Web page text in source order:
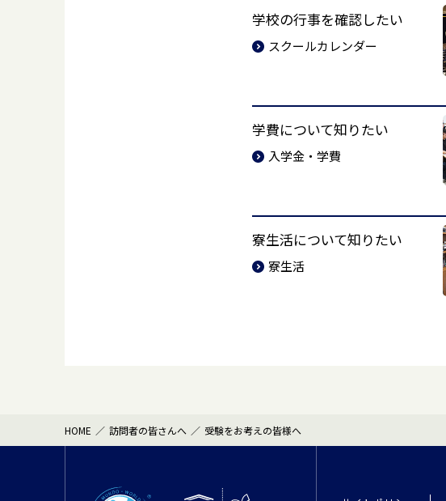
学校の行事を確認したい
スクールカレンダー
学費について知りたい
入学金・学費
寮生活について知りたい
寮生活
HOME 訪問者の皆さんへ 受験をお考えの皆様へ